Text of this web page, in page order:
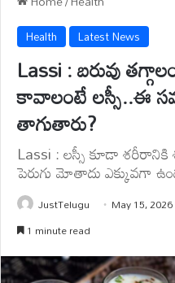
Health Latest News
Lassi : బరువు
కావాలంటే లస్సీ..ఈ
తాగుతారు?
Lassi : లస్సీ కూడా
పెరుగు మోతాదు ఎక్కువగా
JustTelugu May 15, 2026
1 minute read